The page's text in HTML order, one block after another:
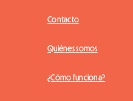
Contacto
Quiénes somos
¿Cómo funciona?